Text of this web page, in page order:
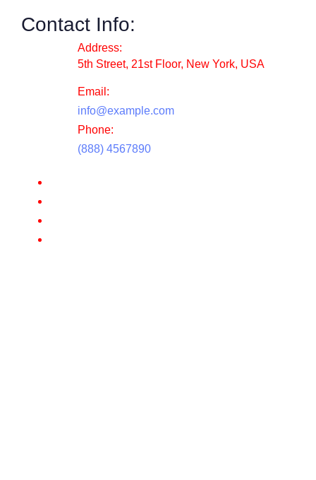
Contact Info:
Address:
5th Street, 21st Floor, New York, USA
Email:
info@example.com
Phone:
(888) 4567890